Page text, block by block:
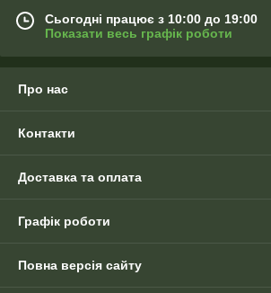
Сьогодні працює з 10:00 до 19:00
Показати весь графік роботи
Про нас
Контакти
Доставка та оплата
Графік роботи
Повна версія сайту